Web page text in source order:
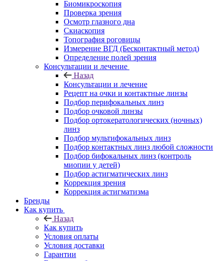
Биомикроскопия
Проверка зрения
Осмотр глазного дна
Скиаскопия
Топография роговицы
Измерение ВГД (Бесконтактный метод)
Определение полей зрения
Консультации и лечение
Назад
Консультации и лечение
Рецепт на очки и контактные линзы
Подбор перифокальных линз
Подбор очковой линзы
Подбор ортокератологических (ночных)
линз
Подбор мультифокальных линз
Подбор контактных линз любой сложности
Подбор бифокальных линз (контроль
миопии у детей)
Подбор астигматических линз
Коррекция зрения
Коррекция астигматизма
Бренды
Как купить
Назад
Как купить
Условия оплаты
Условия доставки
Гарантии